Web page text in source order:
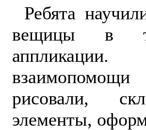
Ребята
вещицы в
рисовали,
элементы,